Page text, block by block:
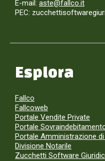
E-mail: aste@fallco.it
PEC:
Esplora
Fallco
Fallcoweb
Portale Vendite Private
Portale
Portale Amministrazione
Divisione Notarile
Zucchetti Software